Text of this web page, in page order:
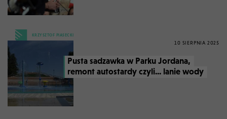
KRZYSZTOF PIASECKI
10 SIERPNIA 2025
Pusta sadzawka w Parku Jordana,
remont autostardy czyli... lanie wody